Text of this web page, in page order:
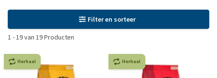
Filter en sorteer
1 -19van 19Producten
Herhaal Herhaal